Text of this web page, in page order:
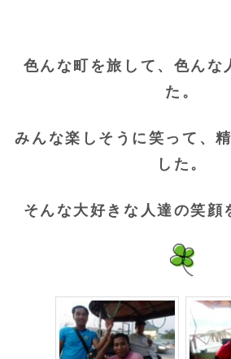
色んな町を旅して、色んな
た。
みんな楽しそうに笑って、
した。
そんな大好きな人達の笑顔